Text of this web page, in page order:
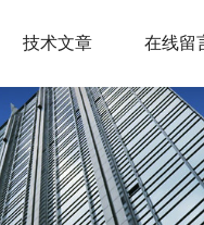
技术文章 在线留